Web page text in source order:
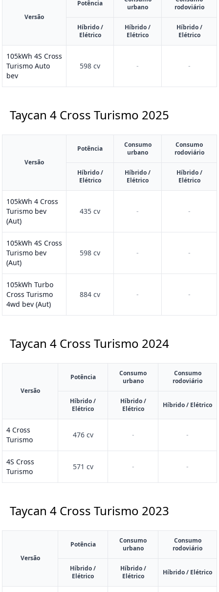
Versão
Potência
urbano
rodoviário
Híbrido /
Elétrico
Híbrido /
Elétrico
Híbrido /
Elétrico
105kWh 4S Cross
Turismo Auto
bev
598 cv - -
Taycan 4 Cross Turismo 2025
Versão
Potência
Consumo
urbano
Consumo
rodoviário
Híbrido /
Elétrico
Híbrido /
Elétrico
Híbrido /
Elétrico
105kWh 4 Cross
Turismo bev
(Aut)
435 cv - -
105kWh 4S Cross
Turismo bev
(Aut)
598 cv - -
105kWh Turbo
Cross Turismo
4wd bev (Aut)
884 cv - -
Taycan 4 Cross Turismo 2024
Versão
Potência
Consumo
urbano
Consumo
rodoviário
Híbrido /
Elétrico
Híbrido /
Elétrico
Híbrido / Elétrico
4 Cross
Turismo
476 cv - -
4S Cross
Turismo
571 cv - -
Taycan 4 Cross Turismo 2023
Versão
Potência
Consumo
urbano
Consumo
rodoviário
Híbrido /
Elétrico
Híbrido /
Elétrico
Híbrido / Elétrico